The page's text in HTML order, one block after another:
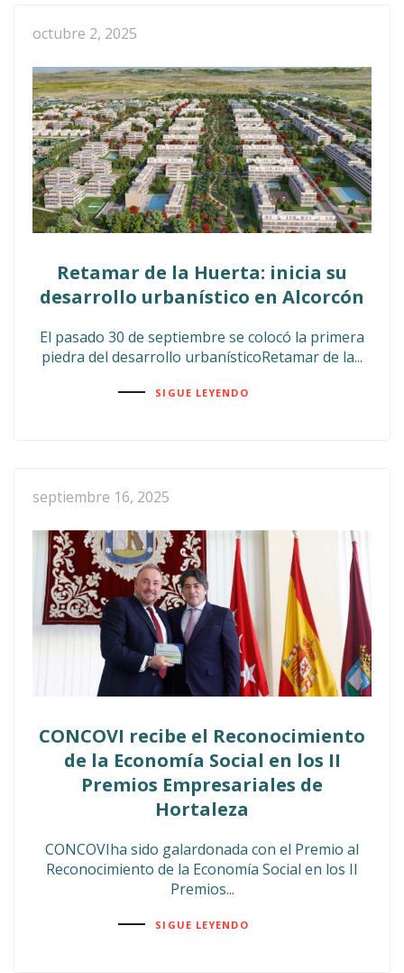
octubre 2, 2025
Retamar de la Huerta: inicia su
desarrollo urbanístico en Alcorcón
El pasado 30 de septiembre se colocó la primera
piedra del desarrollo urbanísticoRetamar de la...
SIGUE LEYENDO
septiembre 16, 2025
CONCOVI recibe el Reconocimiento
de la Economía Social en los II
Premios Empresariales de
Hortaleza
CONCOVIha sido galardonada con el Premio al
Reconocimiento de la Economía Social en los II
Premios...
SIGUE LEYENDO